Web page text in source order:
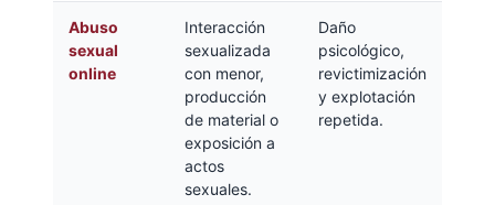
Abuso
sexual
online
Interacción
sexualizada
con menor,
producción
de material o
exposición a
actos
sexuales.
Daño
psicológico,
revictimización
y explotación
repetida.